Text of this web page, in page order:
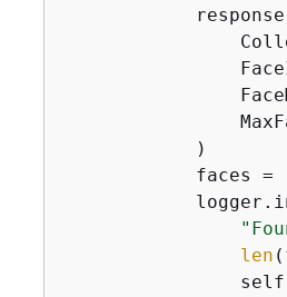
            )
faces =
len